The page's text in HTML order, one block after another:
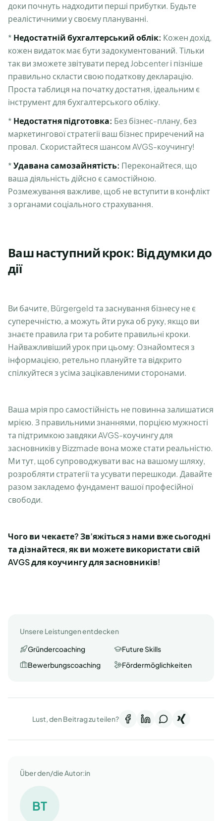
доки почнуть надходити перші прибутки. Будьте
реалістичними у своєму плануванні.
* Недостатній бухгалтерський облік: Кожен дохід,
кожен видаток має бути задокументований. Тільки
так ви зможете звітувати перед Jobcenter і пізніше
правильно скласти свою податкову декларацію.
Проста таблиця на початку достатня, ідеальним є
інструмент для бухгалтерського обліку.
* Недостатня підготовка: Без бізнес-плану, без
маркетингової стратегії ваш бізнес приречений на
провал. Скористайтеся шансом AVGS-коучингу!
*Удавана самозайнятість: Переконайтеся, що
ваша діяльність дійсно є самостійною.
Розмежування важливе, щоб не вступити в конфлікт
з органами соціального страхування.
Ваш наступний крок: Від думки до
дії
Ви бачите, Bürgergeld та заснування бізнесу не є
суперечністю, а можуть йти рука об руку, якщо ви
знаєте правила гри та робите правильні кроки.
Найважливіший урок при цьому: Ознайомтеся з
інформацією, ретельно плануйте та відкрито
спілкуйтеся з усіма зацікавленими сторонами.
Ваша мрія про самостійність не повинна залишатися
мрією. З правильними знаннями, порцією мужності
та підтримкою завдяки AVGS-коучингу для
засновників у Bizzmade вона може стати реальністю.
Ми тут, щоб супроводжувати вас на вашому шляху,
розробляти стратегії та усувати перешкоди. Давайте
разом закладемо фундамент вашої професійної
свободи.
Чого ви чекаєте? Зв’яжіться з нами вже сьогодні
та дізнайтеся, як ви можете використати свій
AVGS для коучингу для засновників!
Unsere Leistungen entdecken
Gründercoaching
Future Skills
Bewerbungscoaching
Fördermöglichkeiten
Lust, den Beitrag zu teilen?
Über den/die Autor:in
BT